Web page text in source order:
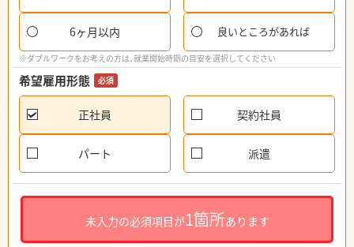
6ヶ月以内 良いところがあれば
※ダブルワークをお考えの方は、就業開始時期の目安を選択してください
希望雇用形態 必須
正社員 契約社員
パート 派遣
未入力の必須項目が1箇所あります